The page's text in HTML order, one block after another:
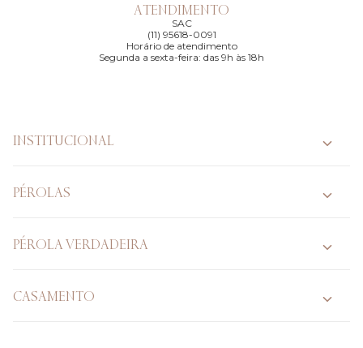
ATENDIMENTO
SAC
(11) 95618-0091
Horário de atendimento
Segunda a sexta-feira: das 9h às 18h
INSTITUCIONAL
PÉROLAS
PÉROLA VERDADEIRA
CASAMENTO